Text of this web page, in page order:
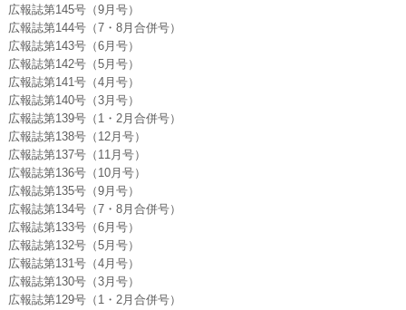
広報誌第145号（9月号）
広報誌第144号（7・8月合併号）
広報誌第143号（6月号）
広報誌第142号（5月号）
広報誌第141号（4月号）
広報誌第140号（3月号）
広報誌第139号（1・2月合併号）
広報誌第138号（12月号）
広報誌第137号（11月号）
広報誌第136号（10月号）
広報誌第135号（9月号）
広報誌第134号（7・8月合併号）
広報誌第133号（6月号）
広報誌第132号（5月号）
広報誌第131号（4月号）
広報誌第130号（3月号）
広報誌第129号（1・2月合併号）